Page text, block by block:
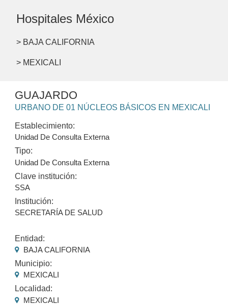
Hospitales México
> BAJA CALIFORNIA
> MEXICALI
GUAJARDO
URBANO DE 01 NÚCLEOS BÁSICOS EN MEXICALI
Establecimiento:
Unidad De Consulta Externa
Tipo:
Unidad De Consulta Externa
Clave institución:
SSA
Institución:
SECRETARÍA DE SALUD
Entidad:
BAJA CALIFORNIA
Municipio:
MEXICALI
Localidad:
MEXICALI